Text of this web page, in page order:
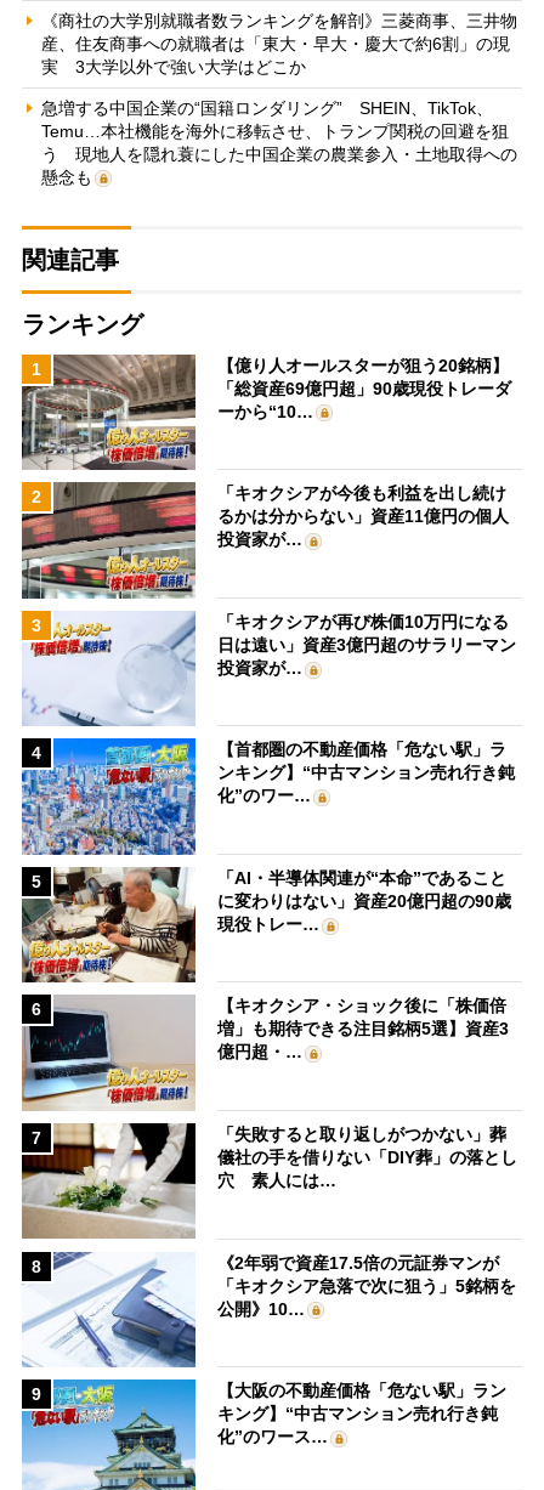
《商社の大学別就職者数ランキングを解剖》三菱商事、三井物
産、住友商事への就職者は「東大・早大・慶大で約6割」の現
実 3大学以外で強い大学はどこか
急増する中国企業の“国籍ロンダリング” SHEIN、TikTok、
Temu…本社機能を海外に移転させ、トランプ関税の回避を狙
う 現地人を隠れ蓑にした中国企業の農業参入・土地取得への
懸念も
関連記事
ランキング
1
【億り人オールスターが狙う20銘柄】
「総資産69億円超」90歳現役トレーダ
ーから“10…
2
「キオクシアが今後も利益を出し続け
るかは分からない」資産11億円の個人
投資家が…
3
「キオクシアが再び株価10万円になる
日は遠い」資産3億円超のサラリーマン
投資家が…
4
【首都圏の不動産価格「危ない駅」ラ
ンキング】“中古マンション売れ行き鈍
化”のワー…
5
「AI・半導体関連が“本命”であること
に変わりはない」資産20億円超の90歳
現役トレー…
6
【キオクシア・ショック後に「株価倍
増」も期待できる注目銘柄5選】資産3
億円超・…
7
「失敗すると取り返しがつかない」葬
儀社の手を借りない「DIY葬」の落とし
穴 素人には…
8
《2年弱で資産17.5倍の元証券マンが
「キオクシア急落で次に狙う」5銘柄を
公開》10…
9
【大阪の不動産価格「危ない駅」ラン
キング】“中古マンション売れ行き鈍
化”のワース…